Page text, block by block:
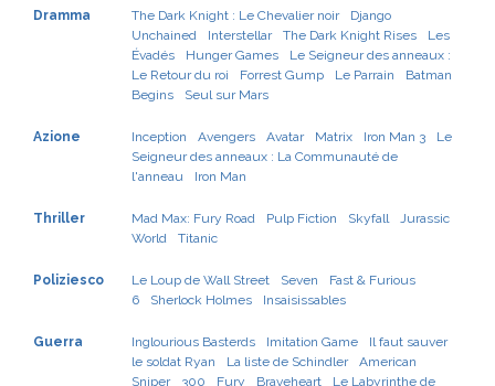
Dramma The Dark Knight : Le Chevalier noir
Django
Unchained
Interstellar The Dark Knight Rises
Les
Évadés
Hunger Games
Le Seigneur des anneaux :
Le Retour du roi
Forrest Gump Le Parrain
Batman
Begins
Seul sur Mars
Azione Inception Avengers Avatar Matrix Iron Man 3
Le
Seigneur des anneaux : La Communauté de
l'anneau
Iron Man
Thriller Mad Max: Fury Road Pulp Fiction Skyfall
Jurassic
World
Titanic
Poliziesco Le Loup de Wall Street Seven
Fast & Furious
6
Sherlock Holmes Insaisissables
Guerra Inglourious Basterds Imitation Game
Il faut sauver
le soldat Ryan
La liste de Schindler
American
Sniper
300 Fury Braveheart Le Labyrinthe de